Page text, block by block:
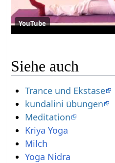
YouTube
Siehe auch
Trance und Ekstase
kundalini übungen
Meditation
Kriya Yoga
Milch
Yoga Nidra